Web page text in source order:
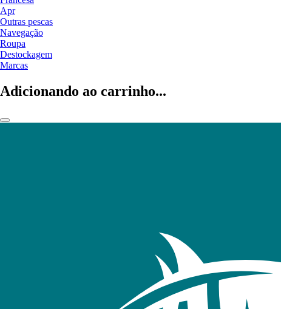
Apr
Outras pescas
Navegação
Roupa
Destockagem
Marcas
Adicionando ao carrinho...